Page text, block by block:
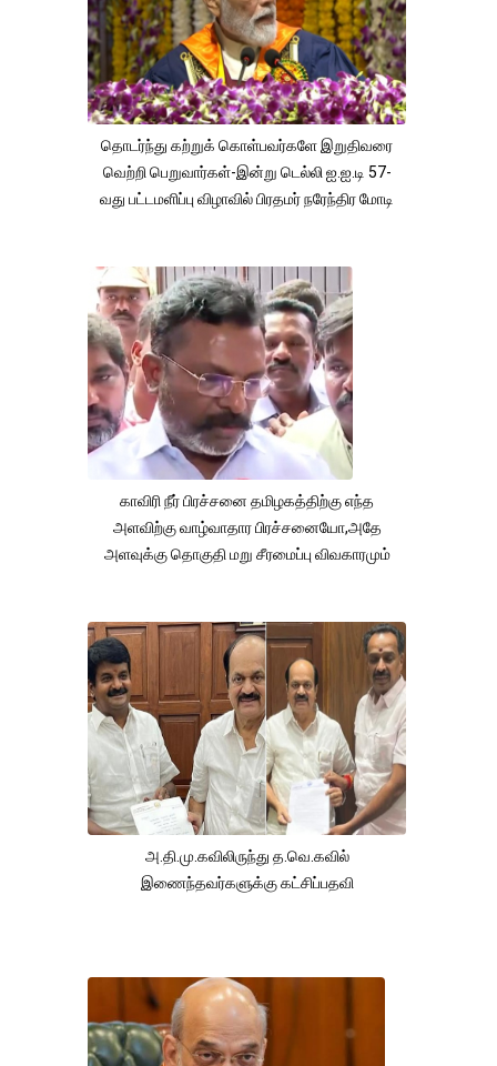
தொடர்ந்து கற்றுக் கொள்பவர்களே இறுதிவரை
வெற்றி பெறுவார்கள்-இன்று டெல்லி ஐ.ஐ.டி 57-
வது பட்டமளிப்பு விழாவில் பிரதமர் நரேந்திர மோடி
காவிரி நீர் பிரச்சனை தமிழகத்திற்கு எந்த
அளவிற்கு வாழ்வாதார பிரச்சனையோ,அதே
அளவுக்கு தொகுதி மறு சீரமைப்பு விவகாரமும்
அ.தி.மு.கவிலிருந்து த.வெ.கவில்
இணைந்தவர்களுக்கு கட்சிப்பதவி